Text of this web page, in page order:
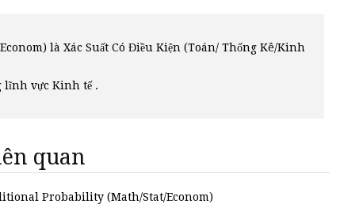
là Xác Suất Có Điều Kiện (Toán/ Thống Kê/Kinh
lĩnh vực Kinh tế .
quan
Probability (Math/Stat/Econom)